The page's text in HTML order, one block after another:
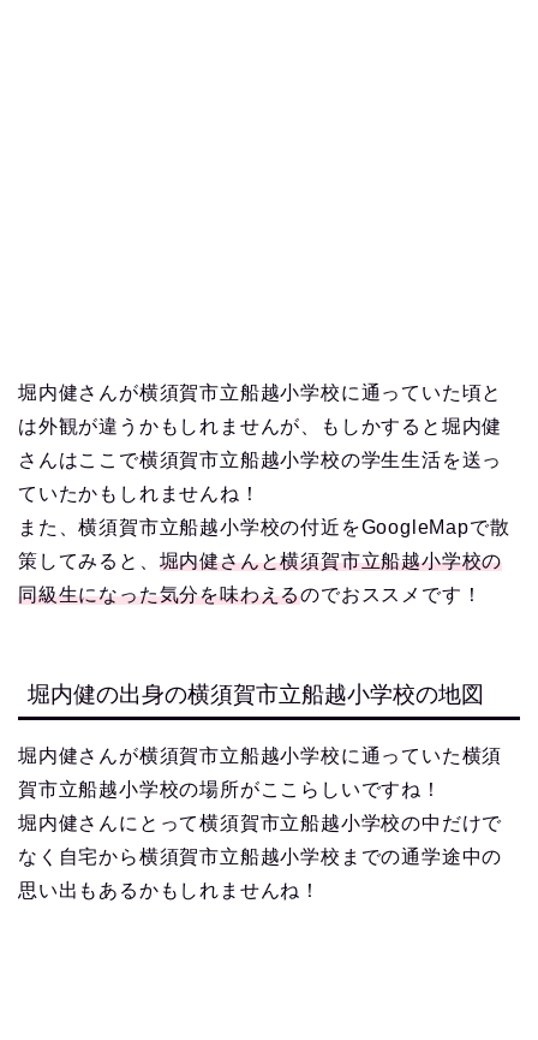
堀内健さんが横須賀市立船越小学校に通っていた頃と
は外観が違うかもしれませんが、もしかすると堀内健
さんはここで横須賀市立船越小学校の学生生活を送っ
ていたかもしれませんね！
また、横須賀市立船越小学校の付近をGoogleMapで散
策してみると、 堀内健さんと横須賀市立船越小学校の
同級生になった気分を味わえるのでおススメです！
堀内健の出身の横須賀市立船越小学校の地図
堀内健さんが横須賀市立船越小学校に通っていた横須
賀市立船越小学校の場所がここらしいですね！
堀内健さんにとって横須賀市立船越小学校の中だけで
なく自宅から横須賀市立船越小学校までの通学途中の
思い出もあるかもしれませんね！